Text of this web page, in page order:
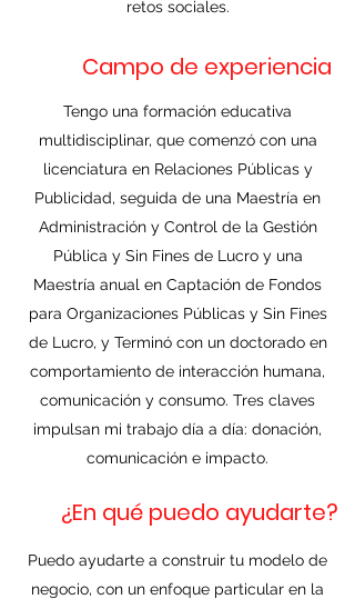
retos sociales.
Campo de experiencia
Tengo una formación educativa
multidisciplinar, que comenzó con una
licenciatura en Relaciones Públicas y
Publicidad, seguida de una Maestría en
Administración y Control de la Gestión
Pública y Sin Fines de Lucro y una
Maestría anual en Captación de Fondos
para Organizaciones Públicas y Sin Fines
de Lucro, y Terminó con un doctorado en
comportamiento de interacción humana,
comunicación y consumo. Tres claves
impulsan mi trabajo día a día: donación,
comunicación e impacto.
¿En qué puedo ayudarte?
Puedo ayudarte a construir tu modelo de
negocio, con un enfoque particular en la